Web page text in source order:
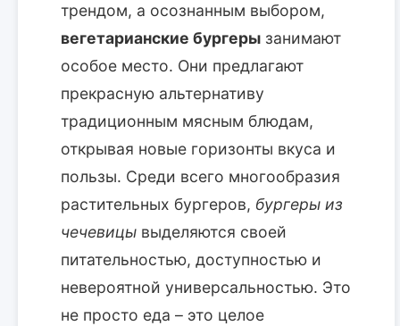
трендом, а осознанным выбором,
вегетарианские бургеры занимают
особое место. Они предлагают
прекрасную альтернативу
традиционным мясным блюдам,
открывая новые горизонты вкуса и
пользы. Среди всего многообразия
растительных бургеров, бургеры из
чечевицы выделяются своей
питательностью, доступностью и
невероятной универсальностью. Это
не просто еда – это целое